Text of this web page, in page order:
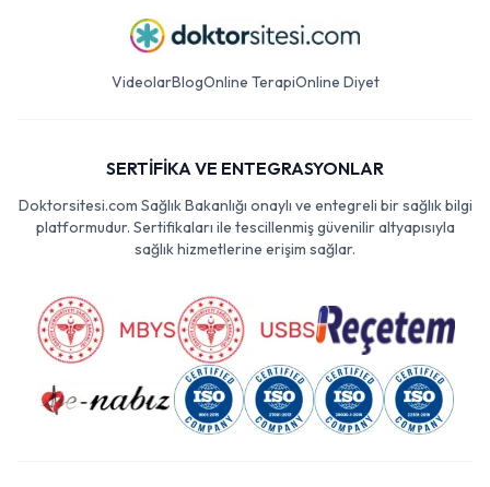
VideolarBlogOnline TerapiOnline Diyet
SERTİFİKA VE ENTEGRASYONLAR
Doktorsitesi.com Sağlık Bakanlığı onaylı ve entegreli bir sağlık bilgi
platformudur. Sertifikaları ile tescillenmiş güvenilir altyapısıyla
sağlık hizmetlerine erişim sağlar.